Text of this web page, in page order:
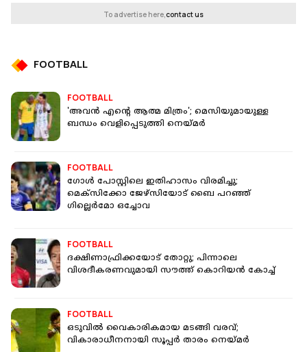
To advertise here,contact us
FOOTBALL
FOOTBALL
'അവൻ എന്റെ ആത്മ മിത്രം'; മെസിയുമായുള്ള
ബന്ധം വെളിപ്പെടുത്തി നെയ്മർ
FOOTBALL
ഗോൾ പോസ്റ്റിലെ ഇതിഹാസം വിരമിച്ചു;
മെക്‌സിക്കോ ജേഴ്‌സിയോട് ബൈ പറഞ്ഞ്
ഗില്ലെര്‍മോ ഒച്ചോവ
FOOTBALL
ദക്ഷിണാഫ്രിക്കയോട് തോറ്റു; പിന്നാലെ
വിശദീകരണവുമായി സൗത്ത് കൊറിയൻ കോച്ച്
FOOTBALL
ഒടുവിൽ വൈകാരികമായ മടങ്ങി വരവ്;
വികാരാധീനനായി സൂപ്പർ താരം നെയ്മര്‍